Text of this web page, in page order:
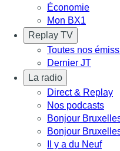
Économie
Mon BX1
Replay TV
Toutes nos
Dernier JT
La radio
Direct & Replay
Nos podcasts
Bonjour
Bonjour
Il y a du Neuf